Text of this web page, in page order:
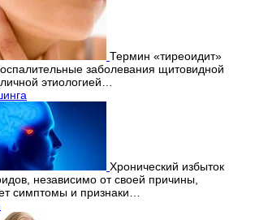
Термин «тиреоидит»
заболевания щитовидной
этиологией…
Хронический избыток
независимо от своей причины,
симптомы и признаки…